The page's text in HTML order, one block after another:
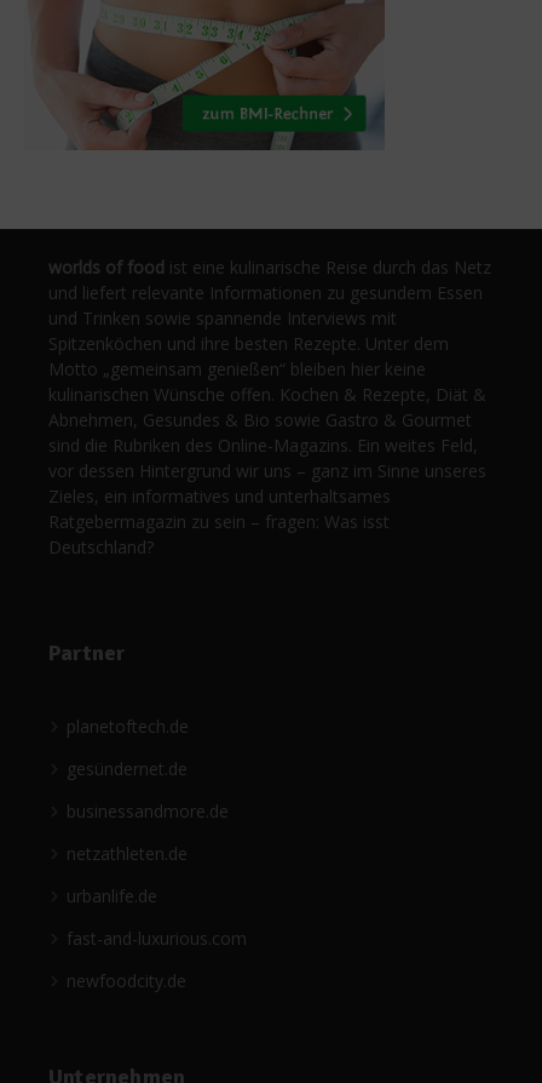
worlds of food ist eine kulinarische Reise durch das Netz
und liefert relevante Informationen zu gesundem Essen
und Trinken sowie spannende Interviews mit
Spitzenköchen und ihre besten Rezepte. Unter dem
Motto „gemeinsam genießen“ bleiben hier keine
kulinarischen Wünsche offen. Kochen & Rezepte, Diät &
Abnehmen, Gesundes & Bio sowie Gastro & Gourmet
sind die Rubriken des Online-Magazins. Ein weites Feld,
vor dessen Hintergrund wir uns – ganz im Sinne unseres
Zieles, ein informatives und unterhaltsames
Ratgebermagazin zu sein – fragen: Was isst
Deutschland?
Partner
planetoftech.de
gesündernet.de
businessandmore.de
netzathleten.de
urbanlife.de
fast-and-luxurious.com
newfoodcity.de
Unternehmen